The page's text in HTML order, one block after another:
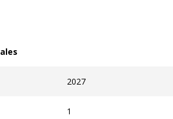
2027
1